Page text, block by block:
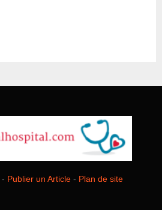
- Publier un Article - Plan de site